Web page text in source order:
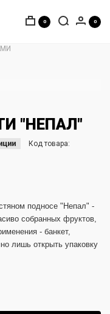
0 0
"НЕПАЛ"
Код товара:
подносе "Непал" -
собранных фруктов,
- банкет,
лишь открыть упаковку